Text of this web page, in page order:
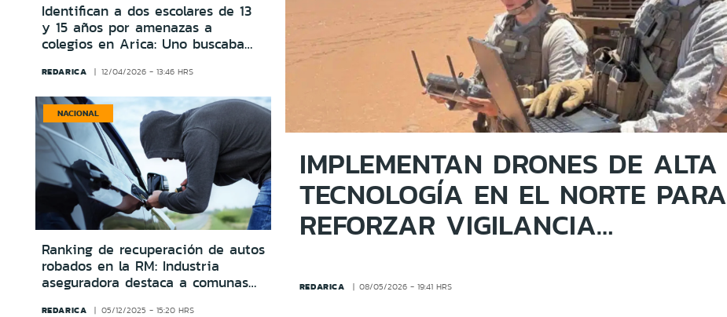
Identifican a dos escolares de 13
y 15 años por amenazas a
colegios en Arica: Uno buscaba
REDARICA 12/04/2026 - 13:46 HRS
NACIONAL
Ranking de recuperación de autos
robados en la RM: Industria
aseguradora destaca a comunas
REDARICA 05/12/2025 - 15:20 HRS
IMPLEMENTAN DRONES DE ALTA
TECNOLOGÍA EN EL NORTE PARA
REFORZAR VIGILANCIA
CRIMEN ORGANIZADO
REDARICA 08/05/2026 - 19:41 HRS